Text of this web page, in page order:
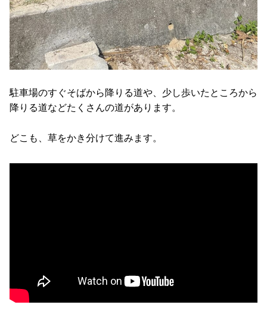
駐車場のすぐそばから降りる道や、少し歩いたところから
降りる道などたくさんの道があります。
どこも、草をかき分けて進みます。